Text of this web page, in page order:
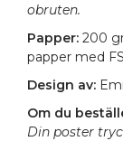
obruten.
Papper: 200
papper med
Design av:
Om du
Din poster